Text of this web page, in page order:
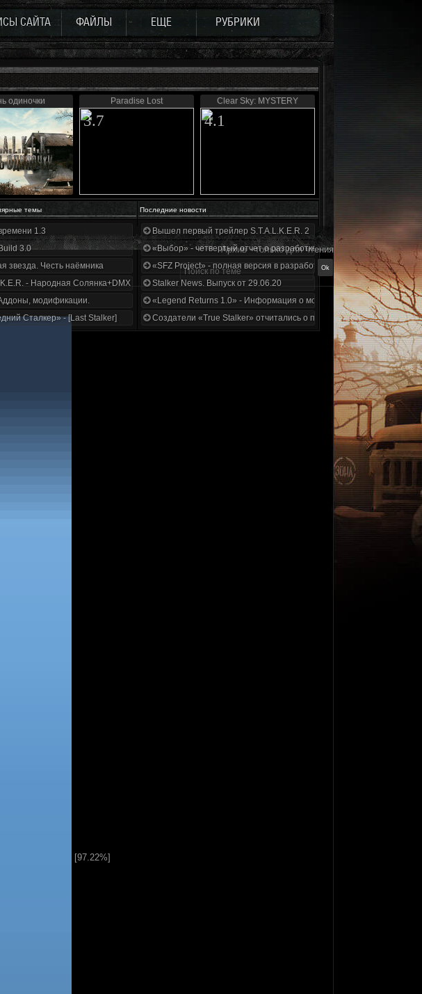
САЙТА ФАЙЛЫ ЕЩЕ РУБРИКИ
одиночки Paradise Lost
3.7
Clear Sky: MYSTERY
4.1
темы Последние новости
сюжет | Разбор трейлера
1.3
3.0
звезда. Честь наёмника
- Народная Солянка+DMX 1.3.5.ООП.МА.К.
модификации.
Сталкер» - [Last Stalker]
Вышел первый трейлер S.T.A.L.K.E.R. 2
«Выбор» - четвертый отчет о разработке!
«SFZ Project» - полная версия в разработке!
Stalker News. Выпуск от 29.06.20
«Legend Returns 1.0» - Информация о моде за июнь 2020
Создатели «True Stalker» отчитались о проделанной работе
Архив - только для чтения
[97.22%]